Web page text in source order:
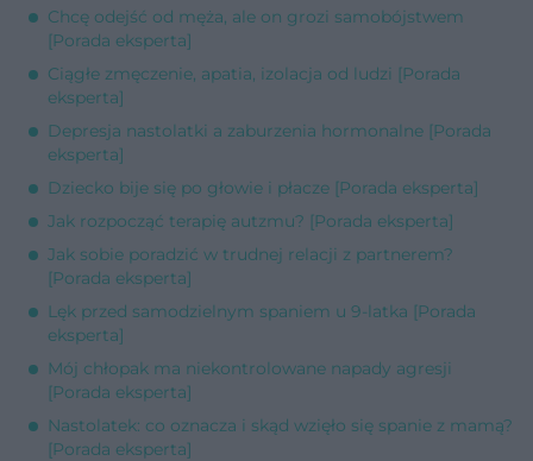
Chcę odejść od męża, ale on grozi samobójstwem
[Porada eksperta]
Ciągłe zmęczenie, apatia, izolacja od ludzi [Porada
eksperta]
Depresja nastolatki a zaburzenia hormonalne [Porada
eksperta]
Dziecko bije się po głowie i płacze [Porada eksperta]
Jak rozpocząć terapię autzmu? [Porada eksperta]
Jak sobie poradzić w trudnej relacji z partnerem?
[Porada eksperta]
Lęk przed samodzielnym spaniem u 9-latka [Porada
eksperta]
Mój chłopak ma niekontrolowane napady agresji
[Porada eksperta]
Nastolatek: co oznacza i skąd wzięło się spanie z mamą?
[Porada eksperta]